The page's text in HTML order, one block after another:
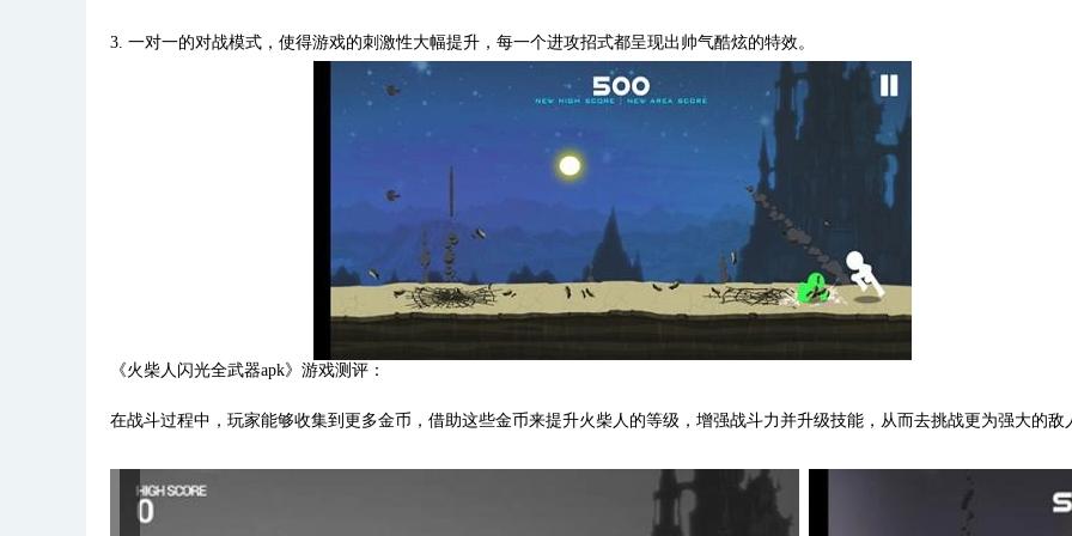
3. 一对一的对战模式，使得游戏的刺激性大幅提升，每一个进攻招式都呈现出帅气酷炫的特效。
《火柴人闪光全武器apk》游戏测评：
在战斗过程中，玩家能够收集到更多金币，借助这些金币来提升火柴人的等级，增强战斗力并升级技能，从而去挑战更为强大的敌